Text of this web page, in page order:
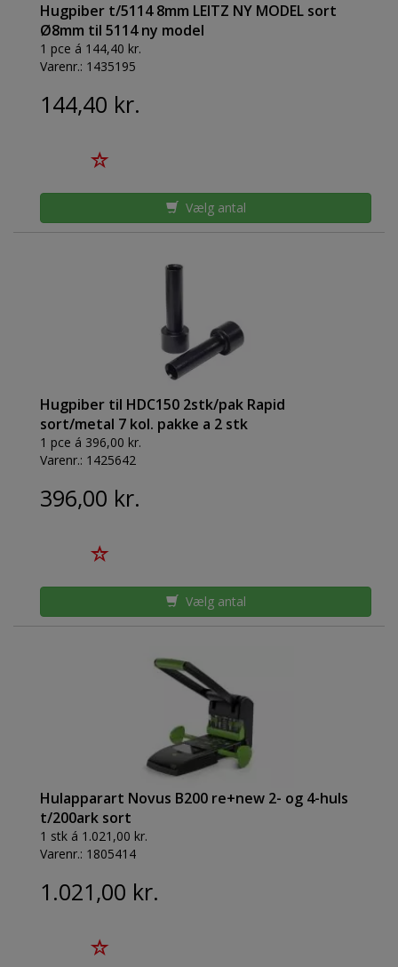
Hugpiber t/5114 8mm LEITZ NY MODEL sort
Ø8mm til 5114 ny model
1 pce á 144,40 kr.
Varenr.: 1435195
144,40 kr.
Vælg antal
Hugpiber til HDC150 2stk/pak Rapid
sort/metal 7 kol. pakke a 2 stk
1 pce á 396,00 kr.
Varenr.: 1425642
396,00 kr.
Vælg antal
Hulapparart Novus B200 re+new 2- og 4-huls
t/200ark sort
1 stk á 1.021,00 kr.
Varenr.: 1805414
1.021,00 kr.